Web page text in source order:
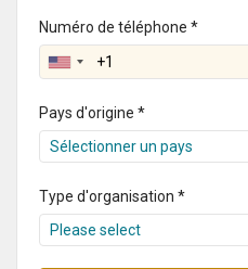
Numéro de téléphone *
Pays d'origine *
Type d'organisation *